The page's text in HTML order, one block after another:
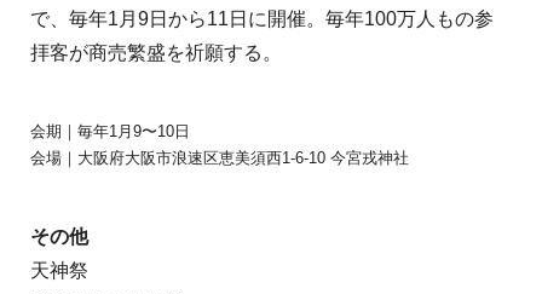
で、毎年1月9日から11日に開催。毎年100万人もの参
拝客が商売繁盛を祈願する。
会期｜毎年1月9〜10日
会場｜大阪府大阪市浪速区恵美須西1-6-10 今宮戎神社
その他
天神祭